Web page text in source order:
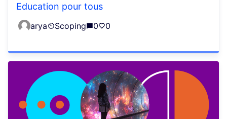
Education pour tous
arya Scoping 0 0